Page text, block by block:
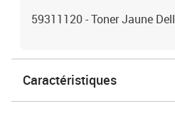
59311120 - Toner Jaune Dell
Caractéristiques